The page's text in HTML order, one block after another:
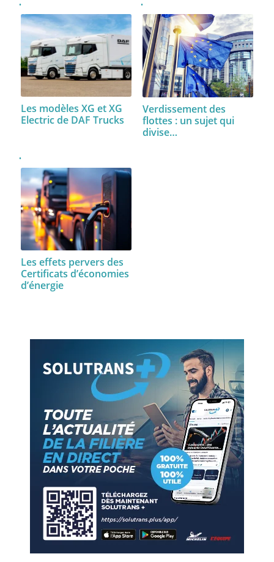
Les modèles XG et XG
Electric de DAF Trucks
Verdissement des
flottes : un sujet qui
divise…
Les effets pervers des
Certificats d’économies
d’énergie